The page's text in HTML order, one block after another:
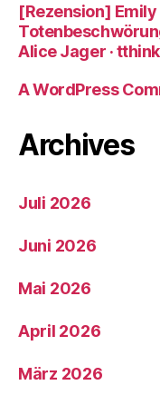
[Rezension]
Alice Jager ·
A WordPress
Archives
Juli 2026
Juni 2026
Mai 2026
April 2026
März 2026